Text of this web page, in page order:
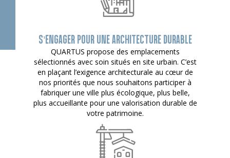
S’ENGAGER POUR UNE ARCHITECTURE DURABLE
QUARTUS propose des emplacements
sélectionnés avec soin situés en site urbain. C’est
en plaçant l’exigence architecturale au cœur de
nos priorités que nous souhaitons participer à
fabriquer une ville plus écologique, plus belle,
plus accueillante pour une valorisation durable de
votre patrimoine.